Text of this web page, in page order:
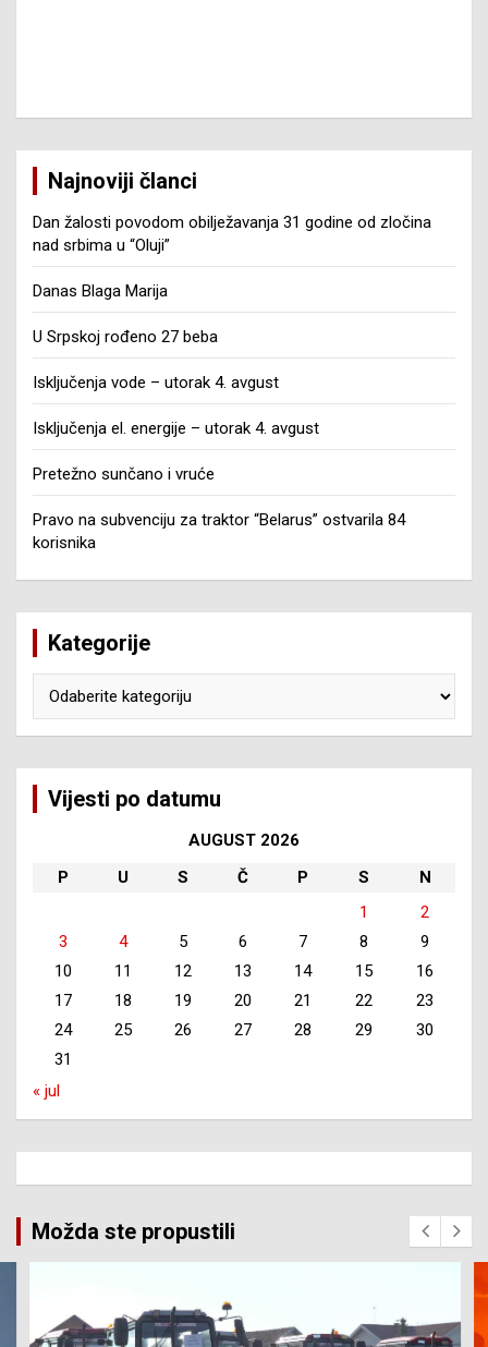
Najnoviji članci
Dan žalosti povodom obilježavanja 31 godine od zločina
nad srbima u “Oluji”
Danas Blaga Marija
U Srpskoj rođeno 27 beba
Isključenja vode – utorak 4. avgust
Isključenja el. energije – utorak 4. avgust
Pretežno sunčano i vruće
Pravo na subvenciju za traktor “Belarus” ostvarila 84
korisnika
Kategorije
Vijesti po datumu
AUGUST 2026
P
U S Č P S
N
1
2
3
4 5 6 7 8
9
10
11 12 13 14 15
16
17
18 19 20 21 22
23
24
25 26 27 28 29
30
31
« jul
Možda ste propustili